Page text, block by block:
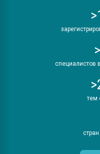
специалистов
тем